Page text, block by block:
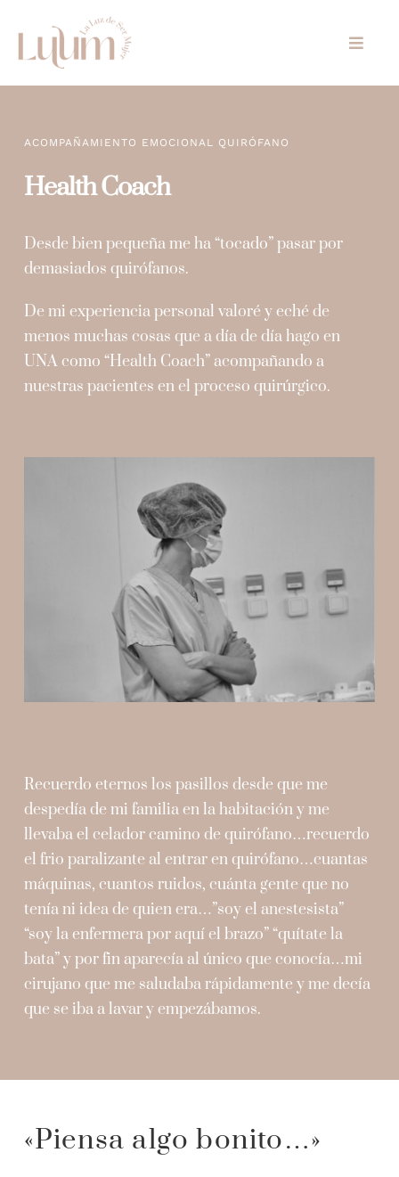
content
Toggle
Conócenos
Regala
ACOMPAÑAMIENTO EMOCIONAL QUIRÓFANO
Health Coach
Desde bien pequeña me ha “tocado” pasar por
demasiados quirófanos.
De mi experiencia personal valoré y eché de
menos muchas cosas que a día de día hago en
UNA como “Health Coach” acompañando a
nuestras pacientes en el proceso quirúrgico.
Recuerdo eternos los pasillos desde que me
despedía de mi familia en la habitación y me
llevaba el celador camino de quirófano…recuerdo
el frio paralizante al entrar en quirófano…cuantas
máquinas, cuantos ruidos, cuánta gente que no
tenía ni idea de quien era…”soy el anestesista”
“soy la enfermera por aquí el brazo” “quítate la
bata” y por fin aparecía al único que conocía…mi
cirujano que me saludaba rápidamente y me decía
que se iba a lavar y empezábamos.
«Piensa algo bonito…»